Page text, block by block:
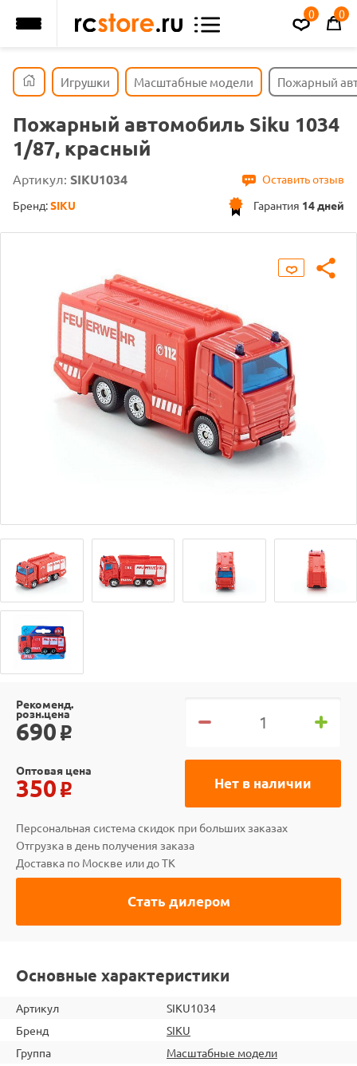
0 0
Игрушки Масштабные модели Пожарный
Пожарный автомобиль Siku 1034
1/87, красный
Артикул: SIKU1034
Оставить отзыв
Гарантия 14 дней
Бренд:SIKU
Рекоменд.
розн.цена
690 o
Нет в наличии
Оптовая цена
350 o
Персональная система скидок при больших заказах
Отгрузка в день получения заказа
Доставка по Москве или до ТК
Стать дилером
Основные характеристики
Артикул
SIKU1034
Бренд
SIKU
Группа
Масштабные модели